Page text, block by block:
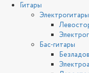
Гитары
Электрогитары
Бас-гитары